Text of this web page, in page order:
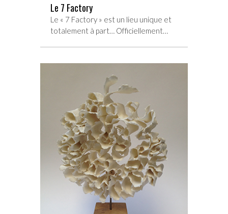
Le 7 Factory
Le « 7 Factory » est un lieu unique et
totalement à part… Officiellement…